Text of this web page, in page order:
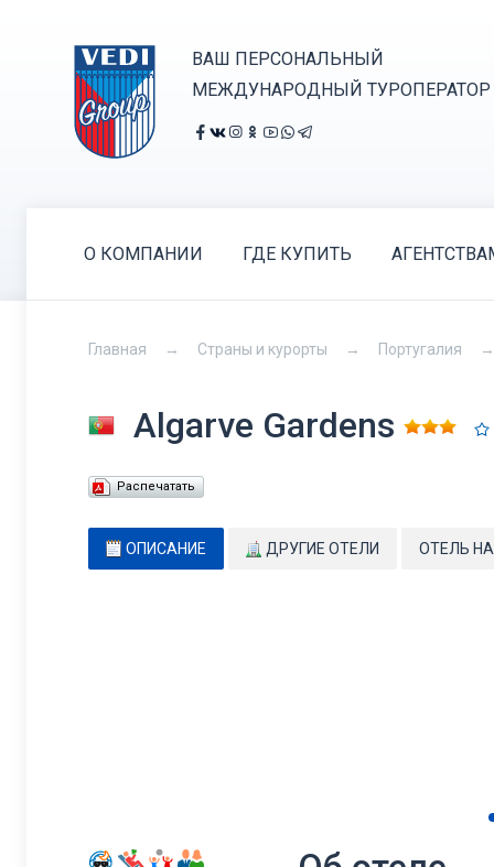
ВАШ ПЕРСОНАЛЬНЫЙ
МЕЖДУНАРОДНЫЙ ТУРОПЕРАТОР
О КОМПАНИИ ГДЕ КУПИТЬ
Главная Страны и курорты Португалия
Algarve Gardens
Распечатать
ОПИСАНИЕ ДРУГИЕ ОТЕЛИ ОТЕЛЬ